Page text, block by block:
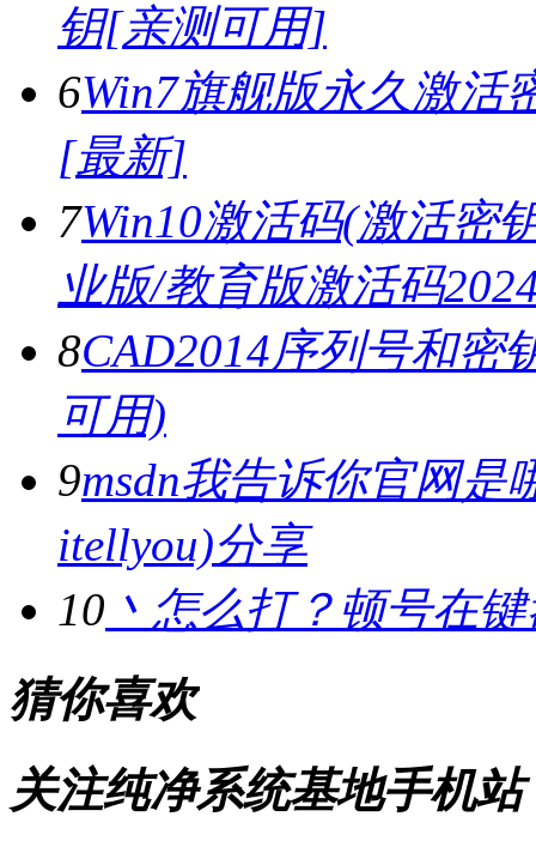
钥[亲测可用]
6Win7旗舰版永久激活
[最新]
7Win10激活码(激活密
业版/教育版激活码
8CAD2014序列号和密
可用)
9msdn我告诉你官网是
itellyou)分享
10 丶怎么打？顿号在
猜你喜欢
关注纯净系统基地手机站